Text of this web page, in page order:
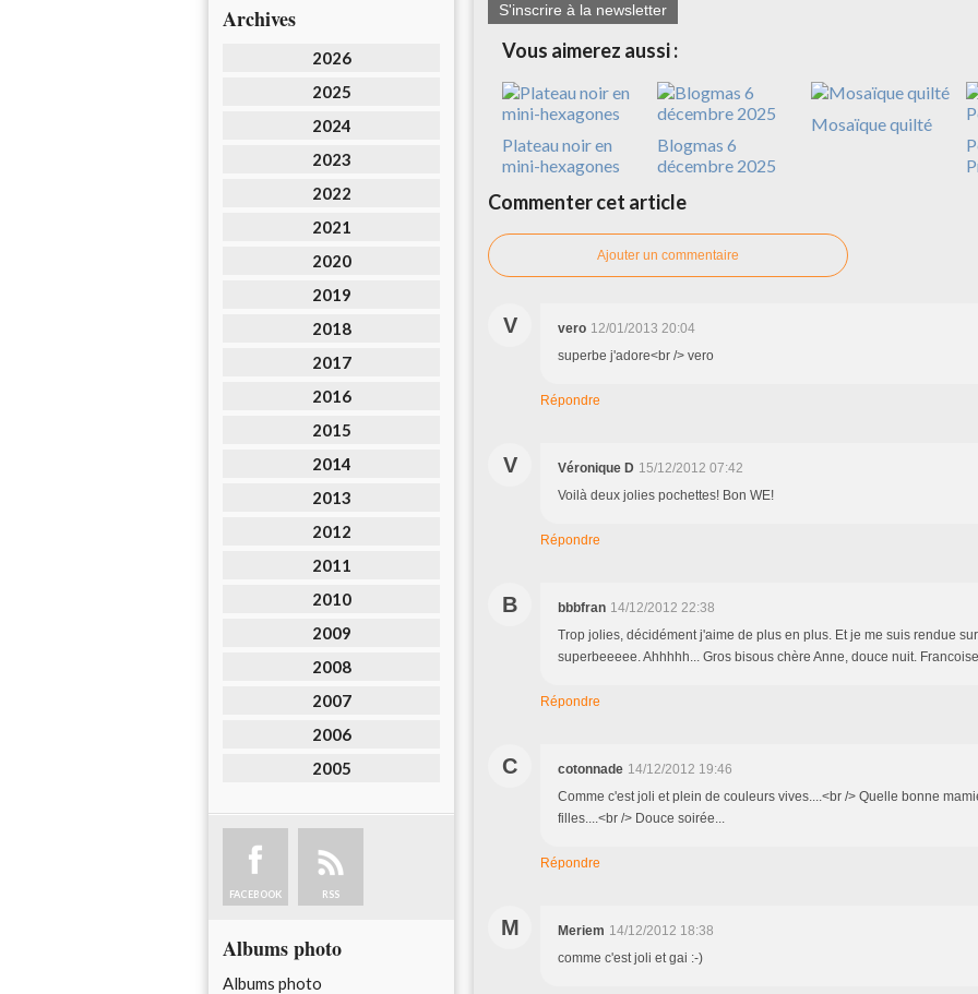
Archives
2026
2025
2024
2023
2022
2021
2020
2019
2018
2017
2016
2015
2014
2013
2012
2011
2010
2009
2008
2007
2006
2005
FACEBOOK RSS
Albums photo
Albums photo
S'inscrire à la newsletter
Vous aimerez aussi :
Plateau noir en
mini-hexagones
Blogmas 6
décembre 2025
Mosaïque quilté
Commenter cet article
Ajouter un commentaire
V vero 12/01/2013 20:04
superbe j'adore<br /> vero
Répondre
V Véronique D 15/12/2012 07:42
Voilà deux jolies pochettes! Bon WE!
Répondre
B bbbfran 14/12/2012 22:38
Trop jolies, décidément j'aime de plus en plus. Et je me suis rendue
superbeeeee. Ahhhhh... Gros bisous chère Anne, douce nuit.
Répondre
C cotonnade 14/12/2012 19:46
Comme c'est joli et plein de couleurs vives....<br /> Quelle bonne
filles....<br /> Douce soirée...
Répondre
M Meriem 14/12/2012 18:38
comme c'est joli et gai :-)